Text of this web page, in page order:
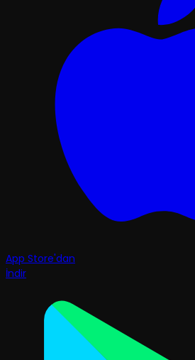
App Store'dan
İndir